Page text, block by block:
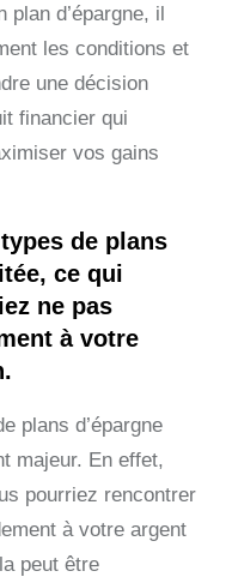
d’épargne, il
les conditions et
une décision
financier qui
vos gains
de plans
ce qui
ne pas
à votre
plans d’épargne
majeur. En effet,
pourriez rencontrer
à votre argent
peut être